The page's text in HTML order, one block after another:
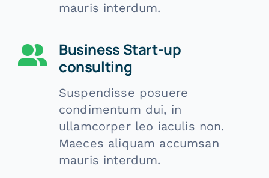
mauris interdum.
Business Start-up
consulting
Suspendisse posuere
condimentum dui, in
ullamcorper leo iaculis non.
Maeces aliquam accumsan
mauris interdum.